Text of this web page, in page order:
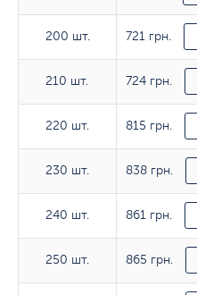
200 шт.
210 шт.
220 шт.
230 шт.
240 шт.
250 шт.
200 шт. 721 грн.
210 шт. 724 грн.
220 шт. 815 грн.
230 шт. 838 грн.
240 шт. 861 грн.
250 шт. 865 грн.